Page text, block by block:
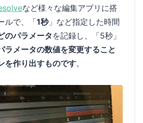
など様々な編集アプリに搭
ルで、「1秒」など指定した時間
のパラメータ を記録し、「5秒」
ラメータの数値を変更すること
を作り出すものです。